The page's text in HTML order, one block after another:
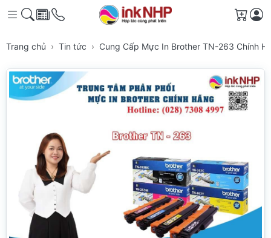
Giỏ
Trang chủ Tin tức Cung Cấp Mực In Brother TN-263 Chính